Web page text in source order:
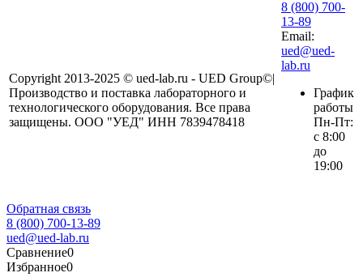
Copyright 2013-2025 © ued-lab.ru - UED Group©|
Производство и поставка лабораторного и
технологического оборудования. Все права
защищены. ООО "УЕД" ИНН 7839478418
8 (800) 700-
13-89
Email:
ued@ued-
lab.ru
График
работы
Пн-Пт:
с 8:00
до
19:00
Обратная связь
8 (800) 700-13-89
ued@ued-lab.ru
Сравнение0
Избранное0